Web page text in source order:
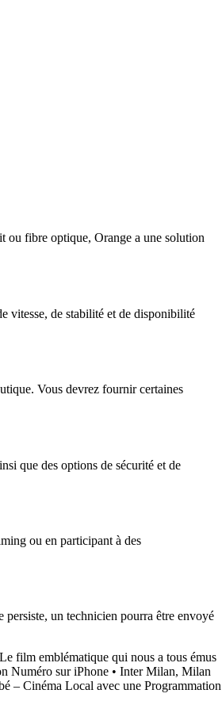
ou fibre optique, Orange a une solution
vitesse, de stabilité et de disponibilité
Vous devrez fournir certaines
que des options de sécurité et de
ou en participant à des
un technicien pourra être envoyé
film emblématique qui nous a tous émus
Numéro sur iPhone • Inter Milan, Milan
– Cinéma Local avec une Programmation